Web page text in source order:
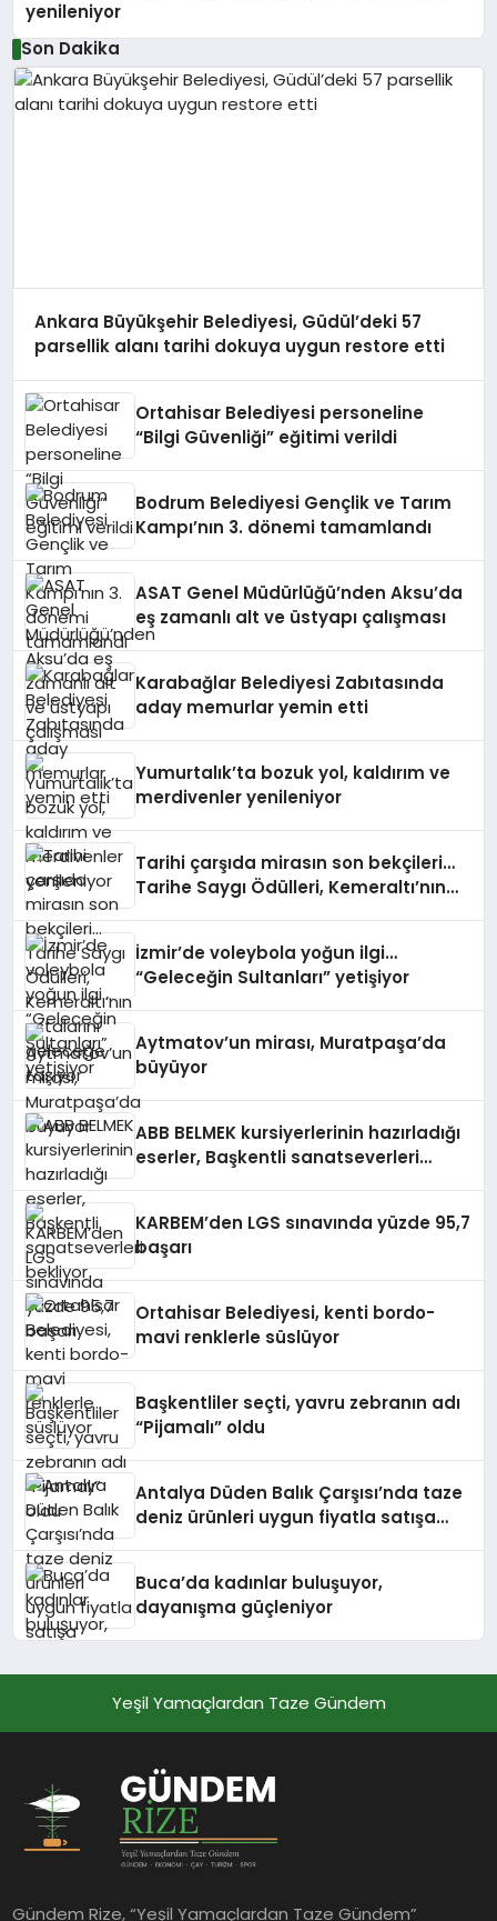
yenileniyor
Son Dakika
Ankara Büyükşehir Belediyesi, Güdül’deki 57
parsellik alanı tarihi dokuya uygun restore etti
Ortahisar Belediyesi personeline
“Bilgi Güvenliği” eğitimi verildi
Bodrum Belediyesi Gençlik ve Tarım
Kampı’nın 3. dönemi tamamlandı
ASAT Genel Müdürlüğü’nden Aksu’da
eş zamanlı alt ve üstyapı çalışması
Karabağlar Belediyesi Zabıtasında
aday memurlar yemin etti
Yumurtalık’ta bozuk yol, kaldırım ve
merdivenler yenileniyor
Tarihi çarşıda mirasın son bekçileri…
Tarihe Saygı Ödülleri, Kemeraltı’nın
İzmir’de voleybola yoğun ilgi…
“Geleceğin Sultanları” yetişiyor
Aytmatov’un mirası, Muratpaşa’da
büyüyor
ABB BELMEK kursiyerlerinin hazırladığı
eserler, Başkentli sanatseverleri
KARBEM’den LGS sınavında yüzde 95,7
başarı
Ortahisar Belediyesi, kenti bordo-
mavi renklerle süslüyor
Başkentliler seçti, yavru zebranın adı
“Pijamalı” oldu
Antalya Düden Balık Çarşısı’nda taze
deniz ürünleri uygun fiyatla satışa
Buca’da kadınlar buluşuyor,
dayanışma güçleniyor
Yeşil Yamaçlardan Taze Gündem
Gündem Rize, “Yeşil Yamaçlardan Taze Gündem”